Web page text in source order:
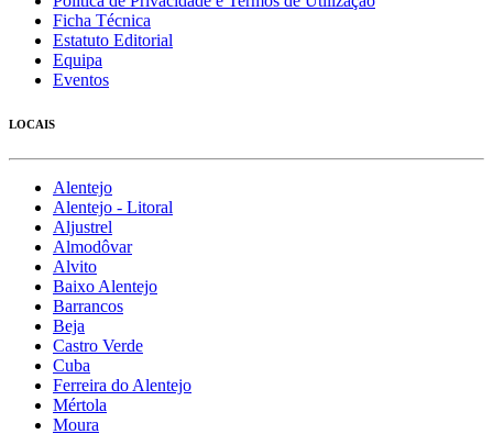
Ficha Técnica
Estatuto Editorial
Equipa
Eventos
LOCAIS
Alentejo
Alentejo - Litoral
Aljustrel
Almodôvar
Alvito
Baixo Alentejo
Barrancos
Beja
Castro Verde
Cuba
Ferreira do Alentejo
Mértola
Moura